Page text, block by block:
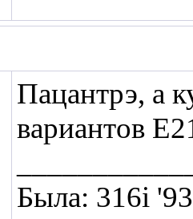
Пацантрэ, а
вариантов
Была: 316i